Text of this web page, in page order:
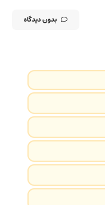
بدون دیدگاه